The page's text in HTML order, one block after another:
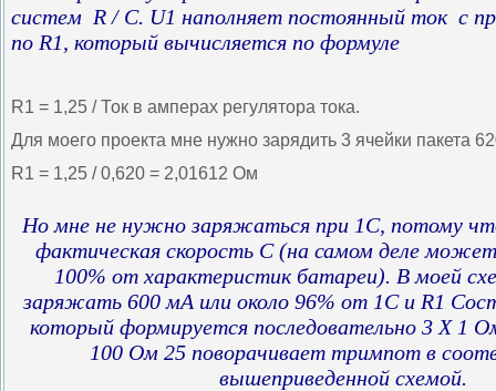
систем R / C. U1 наполняет постоянный ток с
по R1, который вычисляется по формуле
R1 = 1,25 / Ток в амперах регулятора тока.
Для моего проекта мне нужно зарядить 3 ячейки пакета
R1 = 1,25 / 0,620 = 2,01612 Ом
Но мне не нужно заряжаться при 1С, потому
фактическая скорость C (на самом деле
100% от характеристик батареи). В моей
заряжать 600 мА или около 96% от 1С и R1
который формируется последовательно 3 X 1
100 Ом 25 поворачивает тримпот в
вышеприведенной схемой.